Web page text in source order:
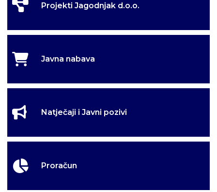
Dobro došli na
službene stranice
Općine Jagodnjak
Dobro došli na
službene stranice
Općine Jagodnjak
Projekti Jagodnjak d.o.o.
Javna nabava
Natječaji i Javni pozivi
Proračun